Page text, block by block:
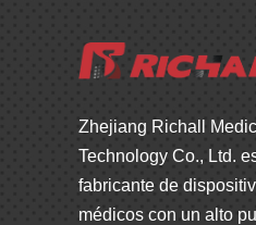
Zhejiang Richall
Technology Co., Ltd.
fabricante de
médicos con un alto